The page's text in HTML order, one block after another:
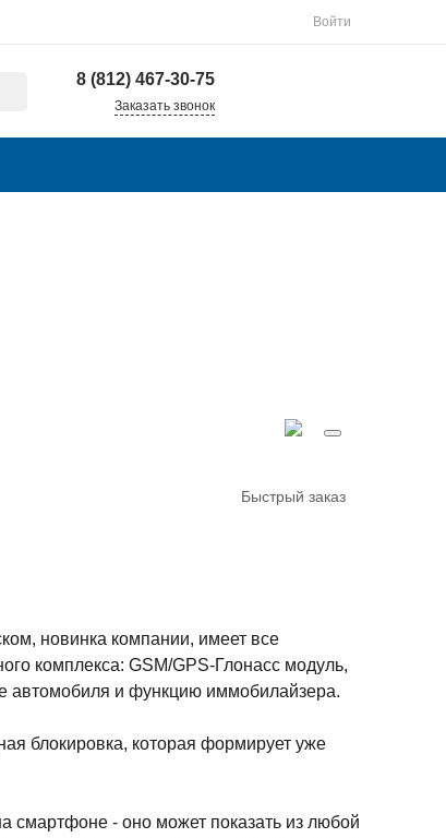
Войти
8 (812) 467-30-75
Заказать звонок
Быстрый заказ
новинка компании, имеет все
комплекса: GSM/GPS-Глонасс модуль,
автомобиля и функцию иммобилайзера.
блокировка, которая формирует уже
смартфоне - оно может показать из любой